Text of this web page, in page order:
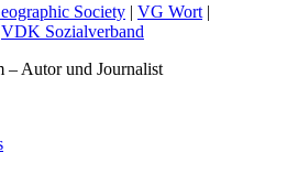
Society | VG Wort |
VDK Sozialverband